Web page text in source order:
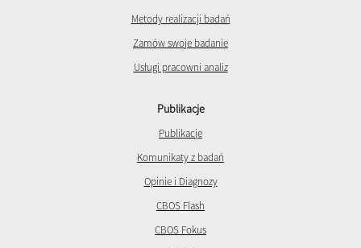
Metody realizacji badań
Zamów swoje badanie
Usługi pracowni analiz
Publikacje
Publikacje
Komunikaty z badań
Opinie i Diagnozy
CBOS Flash
CBOS Fokus